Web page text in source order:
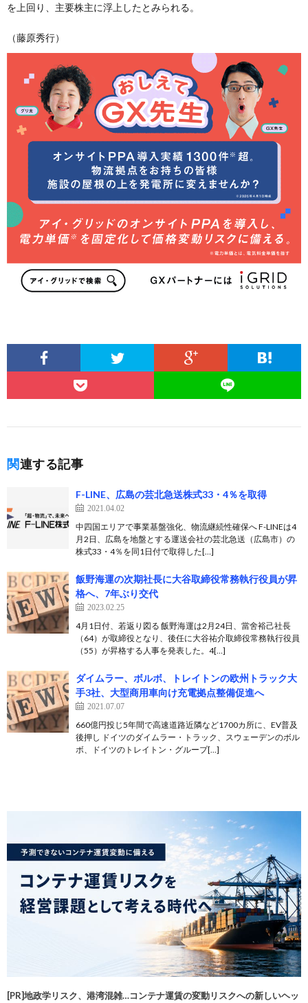
を上回り、主要株主に浮上したとみられる。
（藤原秀行）
関連する記事
F-LINE、広島の芸北急送株式33・4％を取得
2021.04.02
中四国エリアで事業基盤強化、物流継続性確保へ F-LINEは4
月2日、広島を地盤とする運送会社の芸北急送（広島市）の
株式33・4％を同1日付で取得した[…]
飯野海運の次期社長に大谷取締役常務執行役員が昇
格へ、7年ぶり交代
2023.02.25
4月1日付、若返り図る 飯野海運は2月24日、當舍裕己社長
（64）が取締役となり、後任に大谷祐介取締役常務執行役員
（55）が昇格する人事を発表した。4[…]
ダイムラー、ボルボ、トレイトンの欧州トラック大
手3社、大型商用車向け充電拠点整備促進へ
2021.07.07
660億円投じ5年間で高速道路近隣など1700カ所に、EV普及
後押し ドイツのダイムラー・トラック、スウェーデンのボル
ボ、ドイツのトレイトン・グループ[…]
[PR]地政学リスク、港湾混雑…コンテナ運賃の変動リスクへの新しいヘッ